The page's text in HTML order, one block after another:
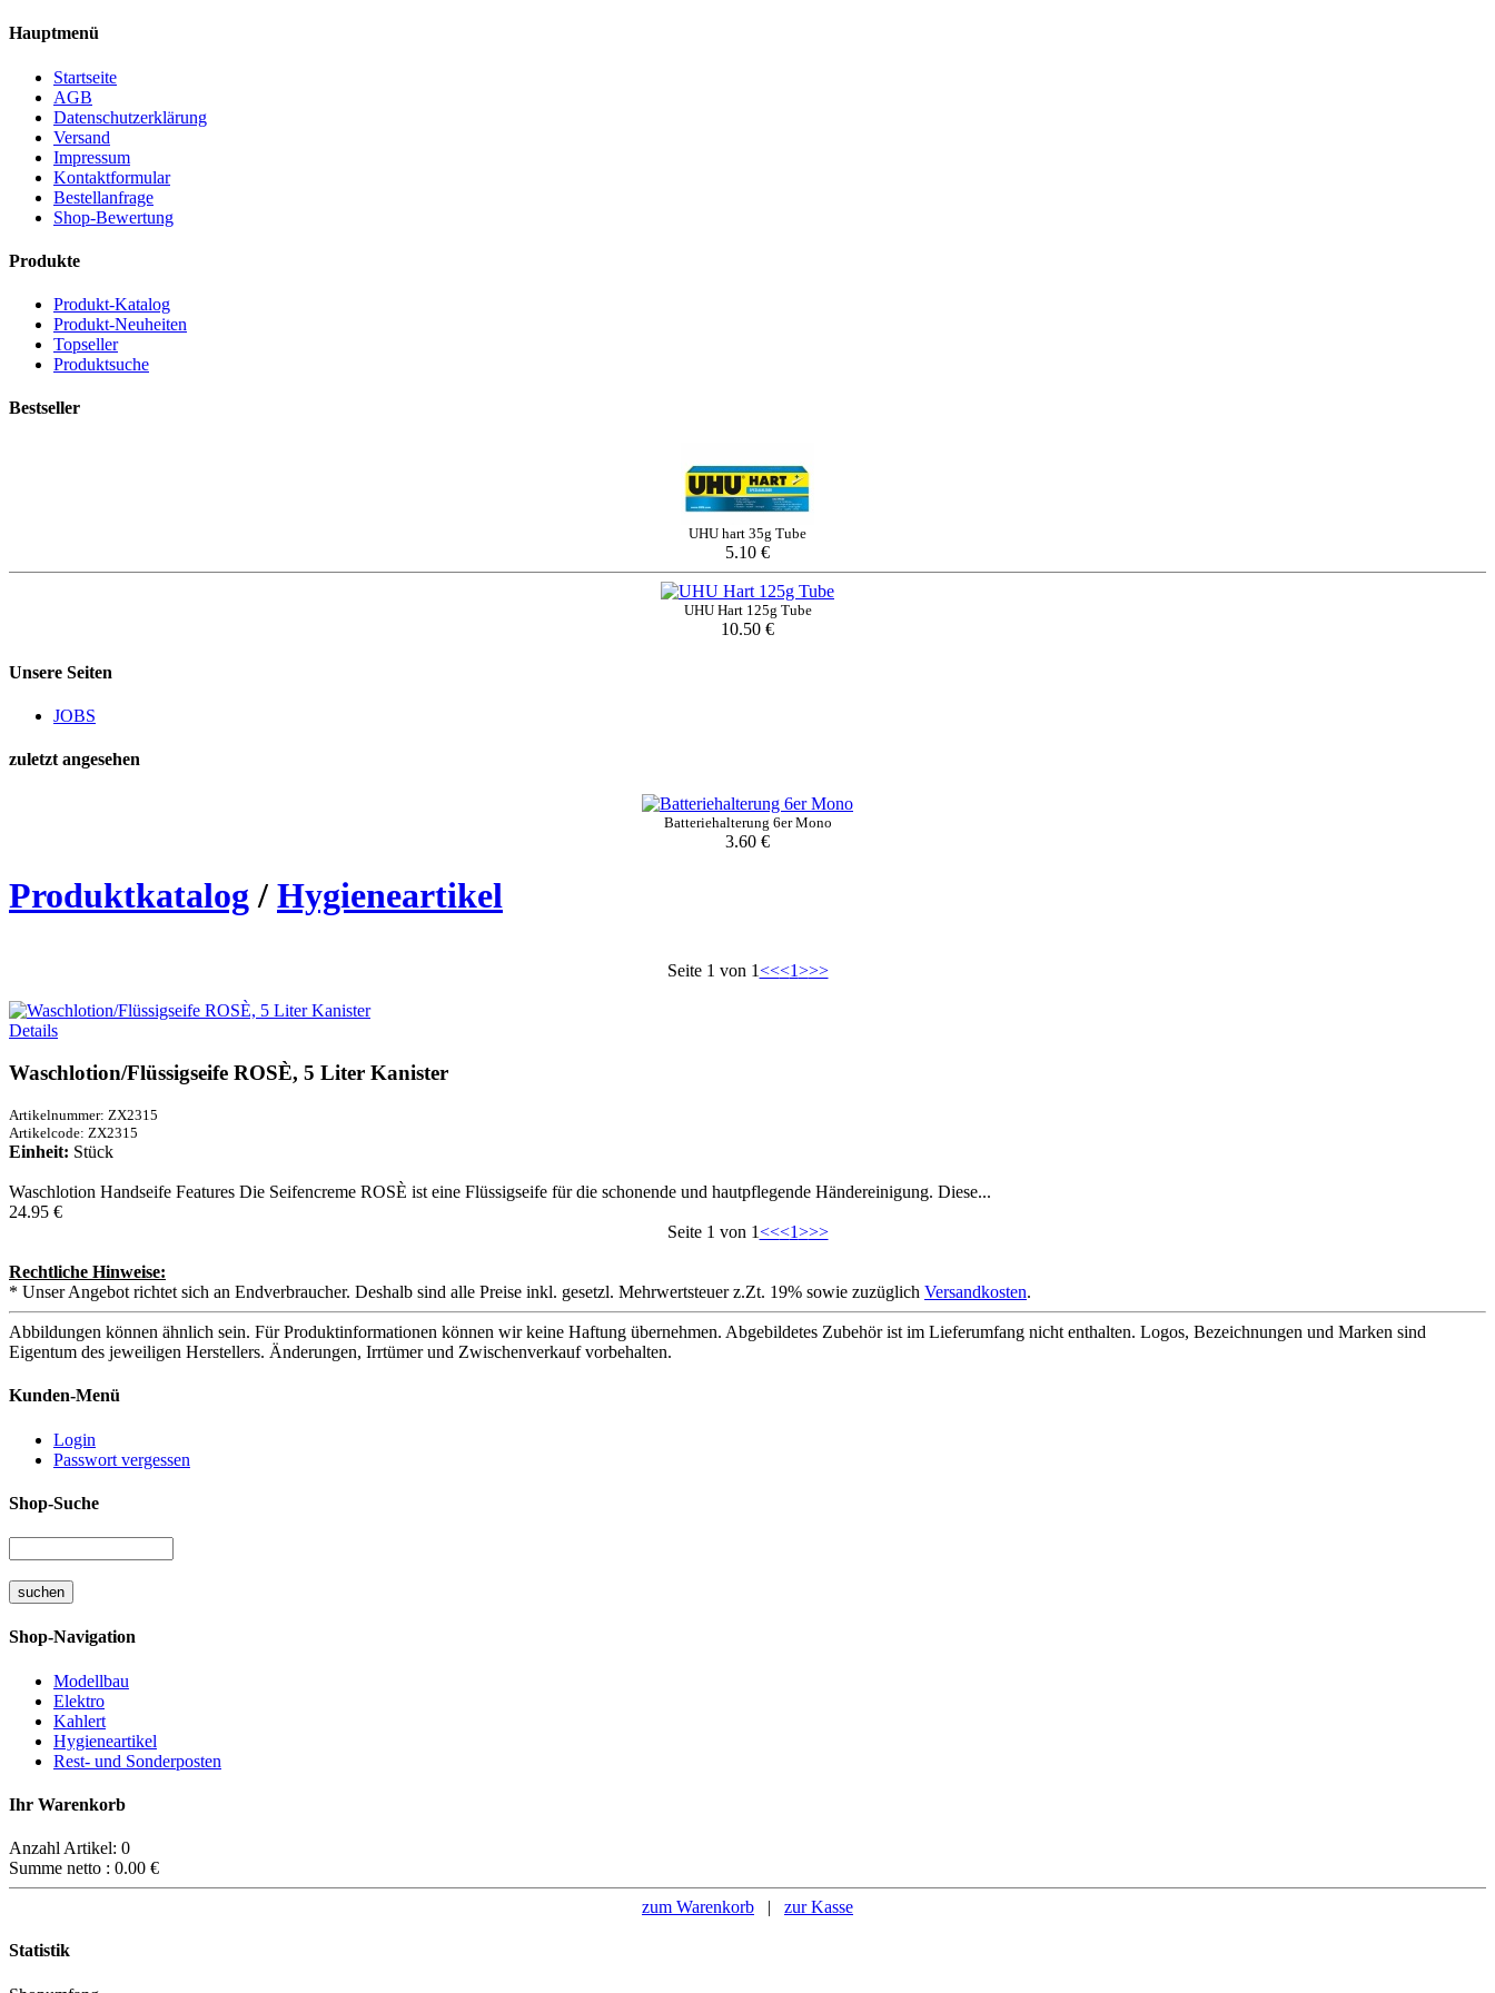
Hauptmenü
Startseite
AGB
Datenschutzerklärung
Versand
Impressum
Kontaktformular
Bestellanfrage
Shop-Bewertung
Produkte
Produkt-Katalog
Produkt-Neuheiten
Topseller
Produktsuche
Bestseller
UHU hart 35g Tube
5.10 €
UHU Hart 125g Tube
10.50 €
Unsere Seiten
JOBS
zuletzt angesehen
Batteriehalterung 6er Mono
3.60 €
Produktkatalog / Hygieneartikel
Seite 1 von 1<<<1>>>
Details
Waschlotion/Flüssigseife ROSÈ, 5 Liter Kanister
Artikelnummer: ZX2315
Artikelcode: ZX2315
Einheit: Stück
Waschlotion Handseife Features Die Seifencreme ROSÈ ist eine Flüssigseife für die schonende und hautpflegende Händereinigung. Diese...
24.95 €
Seite 1 von 1<<<1>>>
Rechtliche Hinweise:
* Unser Angebot richtet sich an Endverbraucher. Deshalb sind alle Preise inkl. gesetzl. Mehrwertsteuer z.Zt. 19% sowie zuzüglich Versandkosten.
Abbildungen können ähnlich sein. Für Produktinformationen können wir keine Haftung übernehmen. Abgebildetes Zubehör ist im Lieferumfang nicht enthalten. Logos, Bezeichnungen und Marken sind
Eigentum des jeweiligen Herstellers. Änderungen, Irrtümer und Zwischenverkauf vorbehalten.
Kunden-Menü
Login
Passwort vergessen
Shop-Suche
Shop-Navigation
Modellbau
Elektro
Kahlert
Hygieneartikel
Rest- und Sonderposten
Ihr Warenkorb
Anzahl Artikel: 0
Summe netto : 0.00 €
zum Warenkorb | zur Kasse
Statistik